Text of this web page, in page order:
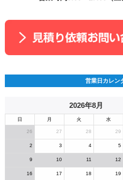
営業日カレン
2026年8月
日 月 火 水
26 27 28 29
2 3 4 5
9 10 11 12
16 17 18 19